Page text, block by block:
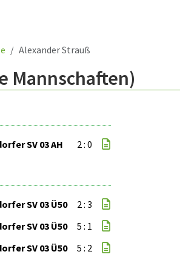
Alexander Strauß
Mannschaften)
SV 03 AH 2 : 0
SV 03 Ü50
2 : 3
SV 03 Ü50
5 : 1
SV 03 Ü50
5 : 2